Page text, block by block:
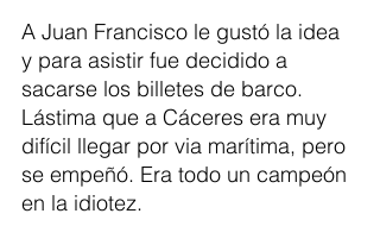
A Juan Francisco le gustó la idea
y para asistir fue decidido a
sacarse los billetes de barco.
Lástima que a Cáceres era muy
difícil llegar por via marítima, pero
se empeñó. Era todo un campeón
en la idiotez.